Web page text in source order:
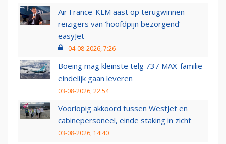
Air France-KLM aast op terugwinnen
reizigers van ‘hoofdpijn bezorgend’
easyJet
04-08-2026, 7:26
Boeing mag kleinste telg 737 MAX-familie
eindelijk gaan leveren
03-08-2026, 22:54
Voorlopig akkoord tussen WestJet en
cabinepersoneel, einde staking in zicht
03-08-2026, 14:40